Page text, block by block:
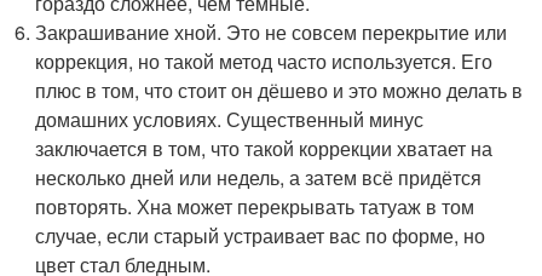
Закрашивание хной. Это не совсем перекрытие или
коррекция, но такой метод часто используется. Его
плюс в том, что стоит он дёшево и это можно делать в
домашних условиях. Существенный минус
заключается в том, что такой коррекции хватает на
несколько дней или недель, а затем всё придётся
повторять. Хна может перекрывать татуаж в том
случае, если старый устраивает вас по форме, но
цвет стал бледным.